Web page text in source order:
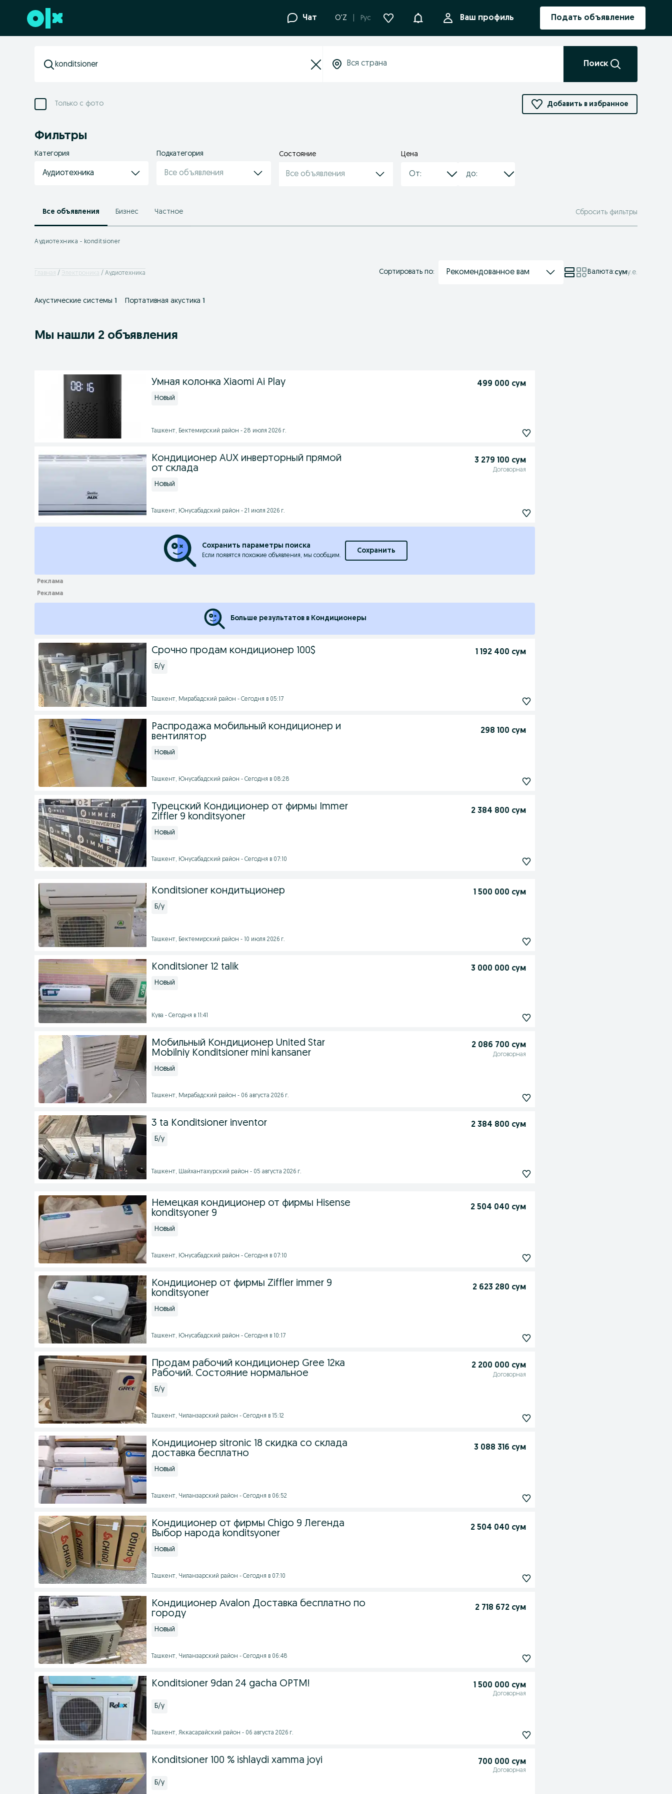
Перейти к нижнему колонтитулу Чат O'Z Рус УведомленияВаш профиль Подать объявление
Поиск
Только с фото Добавить в избранное
Фильтры
Категория
Аудиотехника
Подкатегория
Все объявления
Состояние
Все объявления
Цена
Все объявления Бизнес Частное Сбросить фильтры
Аудиотехника - konditsioner
Главная Электроника Аудиотехника Сортировать по: Рекомендованное вам Валюта:суму.е.
Акустические системы 1 Портативная акустика 1
Мы нашли 2 объявления
Умная колонка Xiaomi Ai Play 499 000 сум
Новый
Ташкент, Бектемирский район - 28 июля 2026 г.
Кондиционер AUX инверторный прямой
от склада
3 279 100 сум
Договорная
Новый
Ташкент, Юнусабадский район - 21 июля 2026 г.
Сохранить параметры поиска
Если появятся похожие объявления, мы сообщим.
Сохранить
Больше результатов в Кондиционеры
Срочно продам кондиционер 100$ 1 192 400 сум
Б/у
Ташкент, Мирабадский район - Сегодня в 05:17
Распродажа мобильный кондиционер и
вентилятор
298 100 сум
Новый
Ташкент, Юнусабадский район - Сегодня в 08:28
Турецский Кондиционер от фирмы Immer
Ziffler 9 konditsyoner
2 384 800 сум
Новый
Ташкент, Юнусабадский район - Сегодня в 07:10
Konditsioner кондитьционер 1 500 000 сум
Б/у
Ташкент, Бектемирский район - 10 июля 2026 г.
Konditsioner 12 talik 3 000 000 сум
Новый
Кува - Сегодня в 11:41
Мобильный Кондиционер United Star
Mobilniy Konditsioner mini kansaner
2 086 700 сум
Договорная
Новый
Ташкент, Мирабадский район - 06 августа 2026 г.
3 ta Konditsioner inventor 2 384 800 сум
Б/у
Ташкент, Шайхантахурский район - 05 августа 2026 г.
Немецкая кондиционер от фирмы Hisense
konditsyoner 9
2 504 040 сум
Новый
Ташкент, Юнусабадский район - Сегодня в 07:10
Кондиционер от фирмы Ziffler immer 9
konditsyoner
2 623 280 сум
Новый
Ташкент, Юнусабадский район - Сегодня в 10:17
Продам рабочий кондиционер Gree 12ка
Рабочий. Состояние нормальное
2 200 000 сум
Договорная
Б/у
Ташкент, Чиланзарский район - Сегодня в 15:12
Кондиционер sitronic 18 скидка со склада
доставка бесплатно
3 088 316 сум
Новый
Ташкент, Чиланзарский район - Сегодня в 06:52
Кондиционер от фирмы Chigo 9 Легенда
Выбор народа konditsyoner
2 504 040 сум
Новый
Ташкент, Чиланзарский район - Сегодня в 07:10
Кондиционер Avalon Доставка бесплатно по
городу
2 718 672 сум
Новый
Ташкент, Чиланзарский район - Сегодня в 06:48
Konditsioner 9dan 24 gacha OPTM! 1 500 000 сум
Договорная
Б/у
Ташкент, Яккасарайский район - 06 августа 2026 г.
Konditsioner 100 % ishlaydi xamma joyi 700 000 сум
Договорная
Б/у